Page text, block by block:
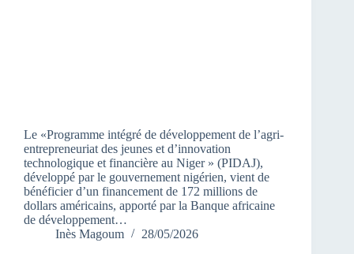
Le «Programme intégré de développement de l’agri-
entrepreneuriat des jeunes et d’innovation
technologique et financière au Niger » (PIDAJ),
développé par le gouvernement nigérien, vient de
bénéficier d’un financement de 172 millions de
dollars américains, apporté par la Banque africaine
de développement…
Inès Magoum
28/05/2026